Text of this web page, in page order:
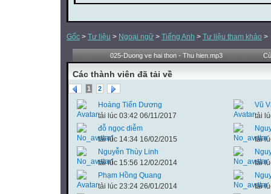
Gốc > Tư liệu > Ngoại ngữ > Tiếng Anh > Tư liệu tham khảo >
025-Duong ve hai thon - Thu hien.mp3
Các thành viên đã tải về
1 2
Hoàng Tiến Dương
tải lúc 03:42 06/11/2017
Vũ
tải
đỗ ngọc diễm
tải lúc 14:34 16/02/2015
tải
Nguyễn Thùy Linh
tải lúc 15:56 12/02/2014
tải
Phạm Hồng Quang
tải lúc 23:24 26/01/2014
tải